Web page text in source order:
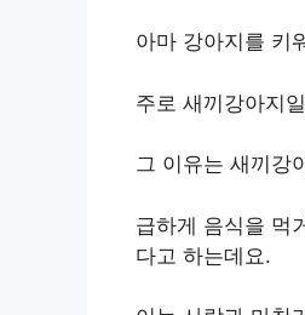
아마 강아지를 키
주로 새끼강아지
그 이유는 새끼강
급하게 음식을 먹
다고 하는데요.